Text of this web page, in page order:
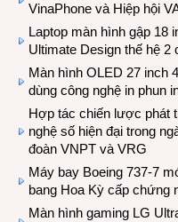
VinaPhone và Hiệp hội
Laptop màn hình gập 18
Ultimate Design thế hệ 2
Màn hình OLED 27 inch
dùng công nghệ in phun
Hợp tác chiến lược phát
nghệ số hiện đại trong
đoàn VNPT và VRG
Máy bay Boeing 737-7
bang Hoa Kỳ cấp chứng
Màn hình gaming LG